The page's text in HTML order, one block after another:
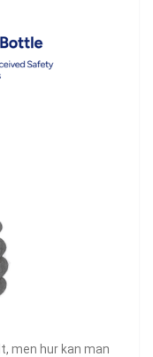
men hur kan man